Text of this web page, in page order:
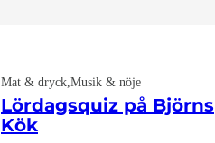
Mat & dryck Musik & nöje
Lördagsquiz på Björns
Kök